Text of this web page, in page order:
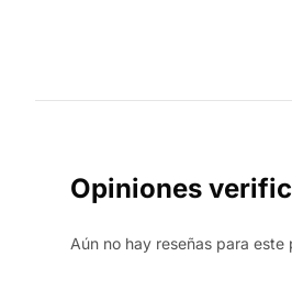
Opiniones
Aún no hay reseñas para